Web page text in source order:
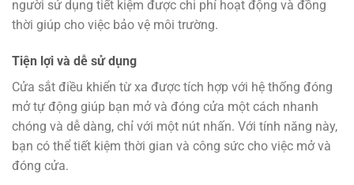
người sử dụng tiết kiệm được chi phí hoạt động và đồng
thời giúp cho việc bảo vệ môi trường.
Tiện lợi và dễ sử dụng
Cửa sắt điều khiển từ xa được tích hợp với hệ thống đóng
mở tự động giúp bạn mở và đóng cửa một cách nhanh
chóng và dễ dàng, chỉ với một nút nhấn. Với tính năng này,
bạn có thể tiết kiệm thời gian và công sức cho việc mở và
đóng cửa.